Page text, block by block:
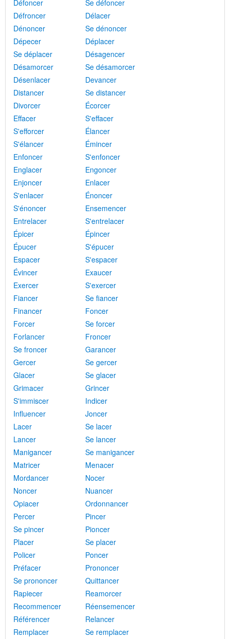
Défoncer
Se défoncer
Défroncer
Délacer
Dénoncer
Se dénoncer
Dépecer
Déplacer
Se déplacer
Désagencer
Désamorcer
Se désamorcer
Désenlacer
Devancer
Distancer
Se distancer
Divorcer
Écorcer
Effacer
S'effacer
S'efforcer
Élancer
S'élancer
Émincer
Enfoncer
S'enfoncer
Englacer
Engoncer
Enjoncer
Enlacer
S'enlacer
Énoncer
S'énoncer
Ensemencer
Entrelacer
S'entrelacer
Épicer
Épincer
Épucer
S'épucer
Espacer
S'espacer
Évincer
Exaucer
Exercer
S'exercer
Fiancer
Se fiancer
Financer
Foncer
Forcer
Se forcer
Forlancer
Froncer
Se froncer
Garancer
Gercer
Se gercer
Glacer
Se glacer
Grimacer
Grincer
S'immiscer
Indicer
Influencer
Joncer
Lacer
Se lacer
Lancer
Se lancer
Manigancer
Se manigancer
Matricer
Menacer
Mordancer
Nocer
Noncer
Nuancer
Opiacer
Ordonnancer
Percer
Pincer
Se pincer
Pioncer
Placer
Se placer
Policer
Poncer
Préfacer
Prononcer
Se prononcer
Quittancer
Rapiecer
Reamorcer
Recommencer
Réensemencer
Référencer
Relancer
Remplacer
Se remplacer